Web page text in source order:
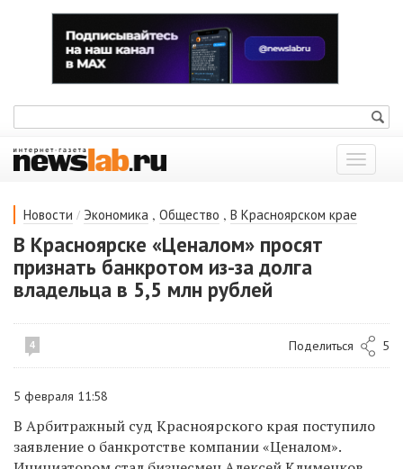
Показать
меню
Новости / Экономика , Общество , В Красноярском крае
В Красноярске «Ценалом» просят
признать банкротом из-за долга
владельца в 5,5 млн рублей
4 Поделиться 5
5 февраля 11:58
В Арбитражный суд Красноярского края поступило
заявление о банкротстве компании «Ценалом».